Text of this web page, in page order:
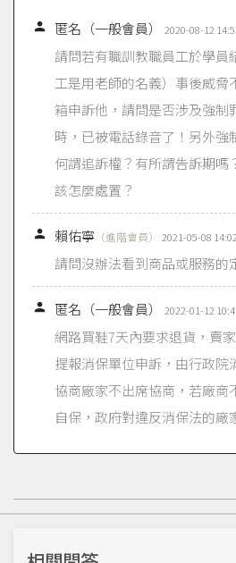
 匿名（一般會員） 2020-08-12
請問若有職訓教職員工於學員
工是用老師的名義）事後威脅
箱申訴他，請問是否涉及強制
時，已被電話錄音了！另外強
何謂追訴權？有所謂告訴期嗎
該怎麼處置？
 賴佑寧 （進階會員） 2021-05-08
請問沒辦法看到商品或服務的
 匿名（一般會員） 2022-01-12
網路買鞋7天內要求退貨，賣
提報消保單位申訴，由行政院
協商廠家不出席協商，若廠商
自保，政府對違反消保法的廠